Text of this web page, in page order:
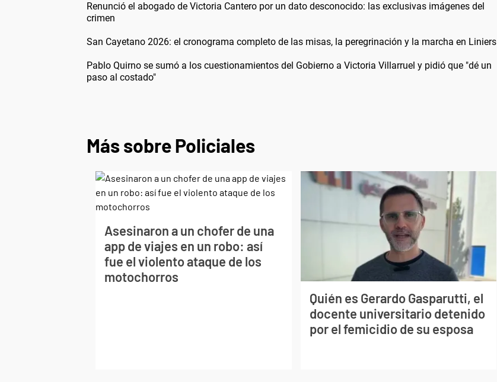
Renunció el abogado de Victoria Cantero por un dato desconocido: las exclusivas imágenes del
crimen
San Cayetano 2026: el cronograma completo de las misas, la peregrinación y la marcha en Liniers
Pablo Quirno se sumó a los cuestionamientos del Gobierno a Victoria Villarruel y pidió que "dé un
paso al costado"
Más sobre Policiales
Asesinaron a un chofer de una
app de viajes en un robo: así
fue el violento ataque de los
motochorros
Quién es Gerardo Gasparutti, el
docente universitario detenido
por el femicidio de su esposa